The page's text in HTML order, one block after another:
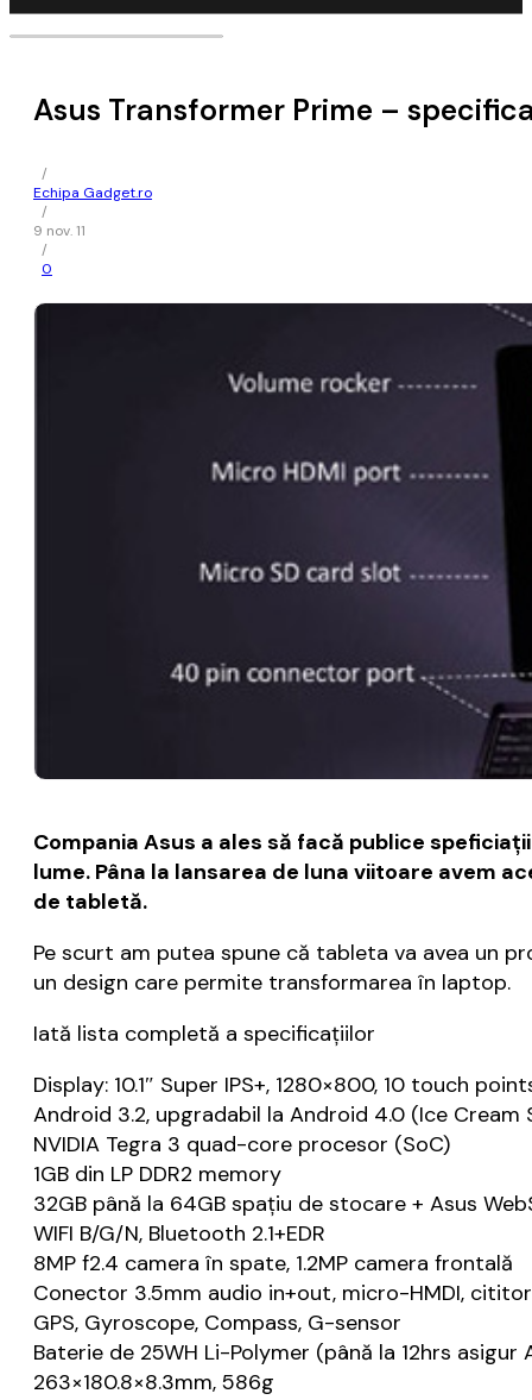
Asus Transformer Prime –
/
Echipa Gadget.ro
/
9 nov. 11
/
0
Compania Asus a ales să facă publice
lume. Pâna la lansarea de luna viitoare avem
de tabletă.
Pe scurt am putea spune că tableta va avea un
un design care permite transformarea în laptop.
Iată lista completă a specificațiilor
Display: 10.1″ Super IPS+, 1280×800, 10 touch
Android 3.2, upgradabil la Android 4.0 (Ice Cream
NVIDIA Tegra 3 quad-core procesor (SoC)
1GB din LP DDR2 memory
32GB până la 64GB spațiu de stocare + Asus
WIFI B/G/N, Bluetooth 2.1+EDR
8MP f2.4 camera în spate, 1.2MP camera frontală
Conector 3.5mm audio in+out, micro-HMDI,
GPS, Gyroscope, Compass, G-sensor
Baterie de 25WH Li-Polymer (până la 12hrs
263×180.8×8.3mm, 586g